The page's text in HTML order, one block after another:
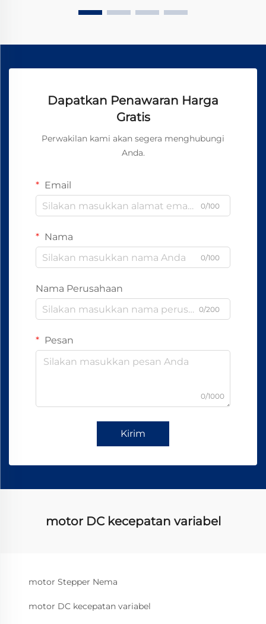
Dapatkan Penawaran Harga
Gratis
Perwakilan kami akan segera menghubungi
Anda.
Email
0/100
Nama
0/100
Nama Perusahaan
0/200
Pesan
0/1000
Kirim
motor DC kecepatan variabel
motor Stepper Nema
motor DC kecepatan variabel